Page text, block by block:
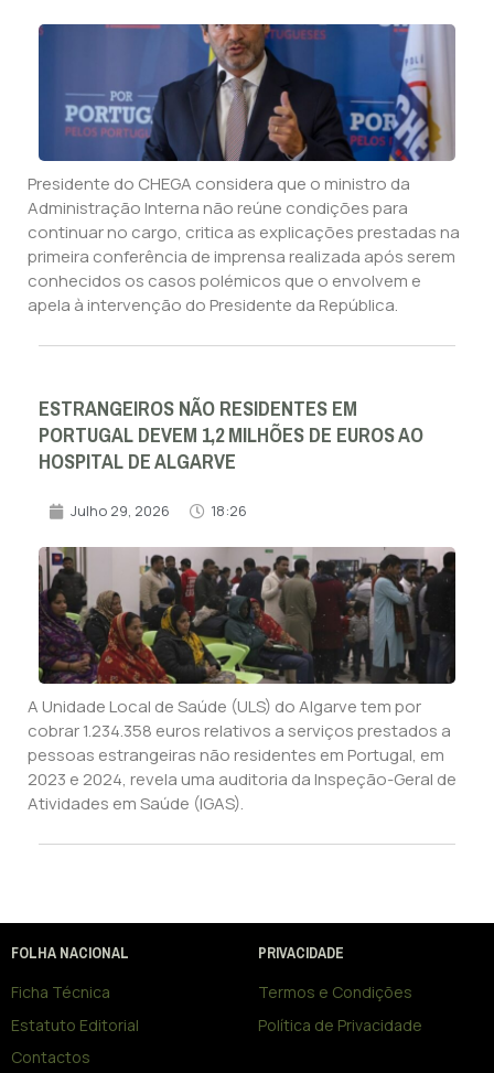
Presidente do CHEGA considera que o ministro da
Administração Interna não reúne condições para
continuar no cargo, critica as explicações prestadas na
primeira conferência de imprensa realizada após serem
conhecidos os casos polémicos que o envolvem e
apela à intervenção do Presidente da República.
ESTRANGEIROS NÃO RESIDENTES EM
PORTUGAL DEVEM 1,2 MILHÕES DE EUROS AO
HOSPITAL DE ALGARVE
Julho 29, 2026 18:26
A Unidade Local de Saúde (ULS) do Algarve tem por
cobrar 1.234.358 euros relativos a serviços prestados a
pessoas estrangeiras não residentes em Portugal, em
2023 e 2024, revela uma auditoria da Inspeção-Geral de
Atividades em Saúde (IGAS).
FOLHA NACIONAL
Ficha Técnica
Estatuto Editorial
Contactos
PRIVACIDADE
Termos e Condições
Política de Privacidade